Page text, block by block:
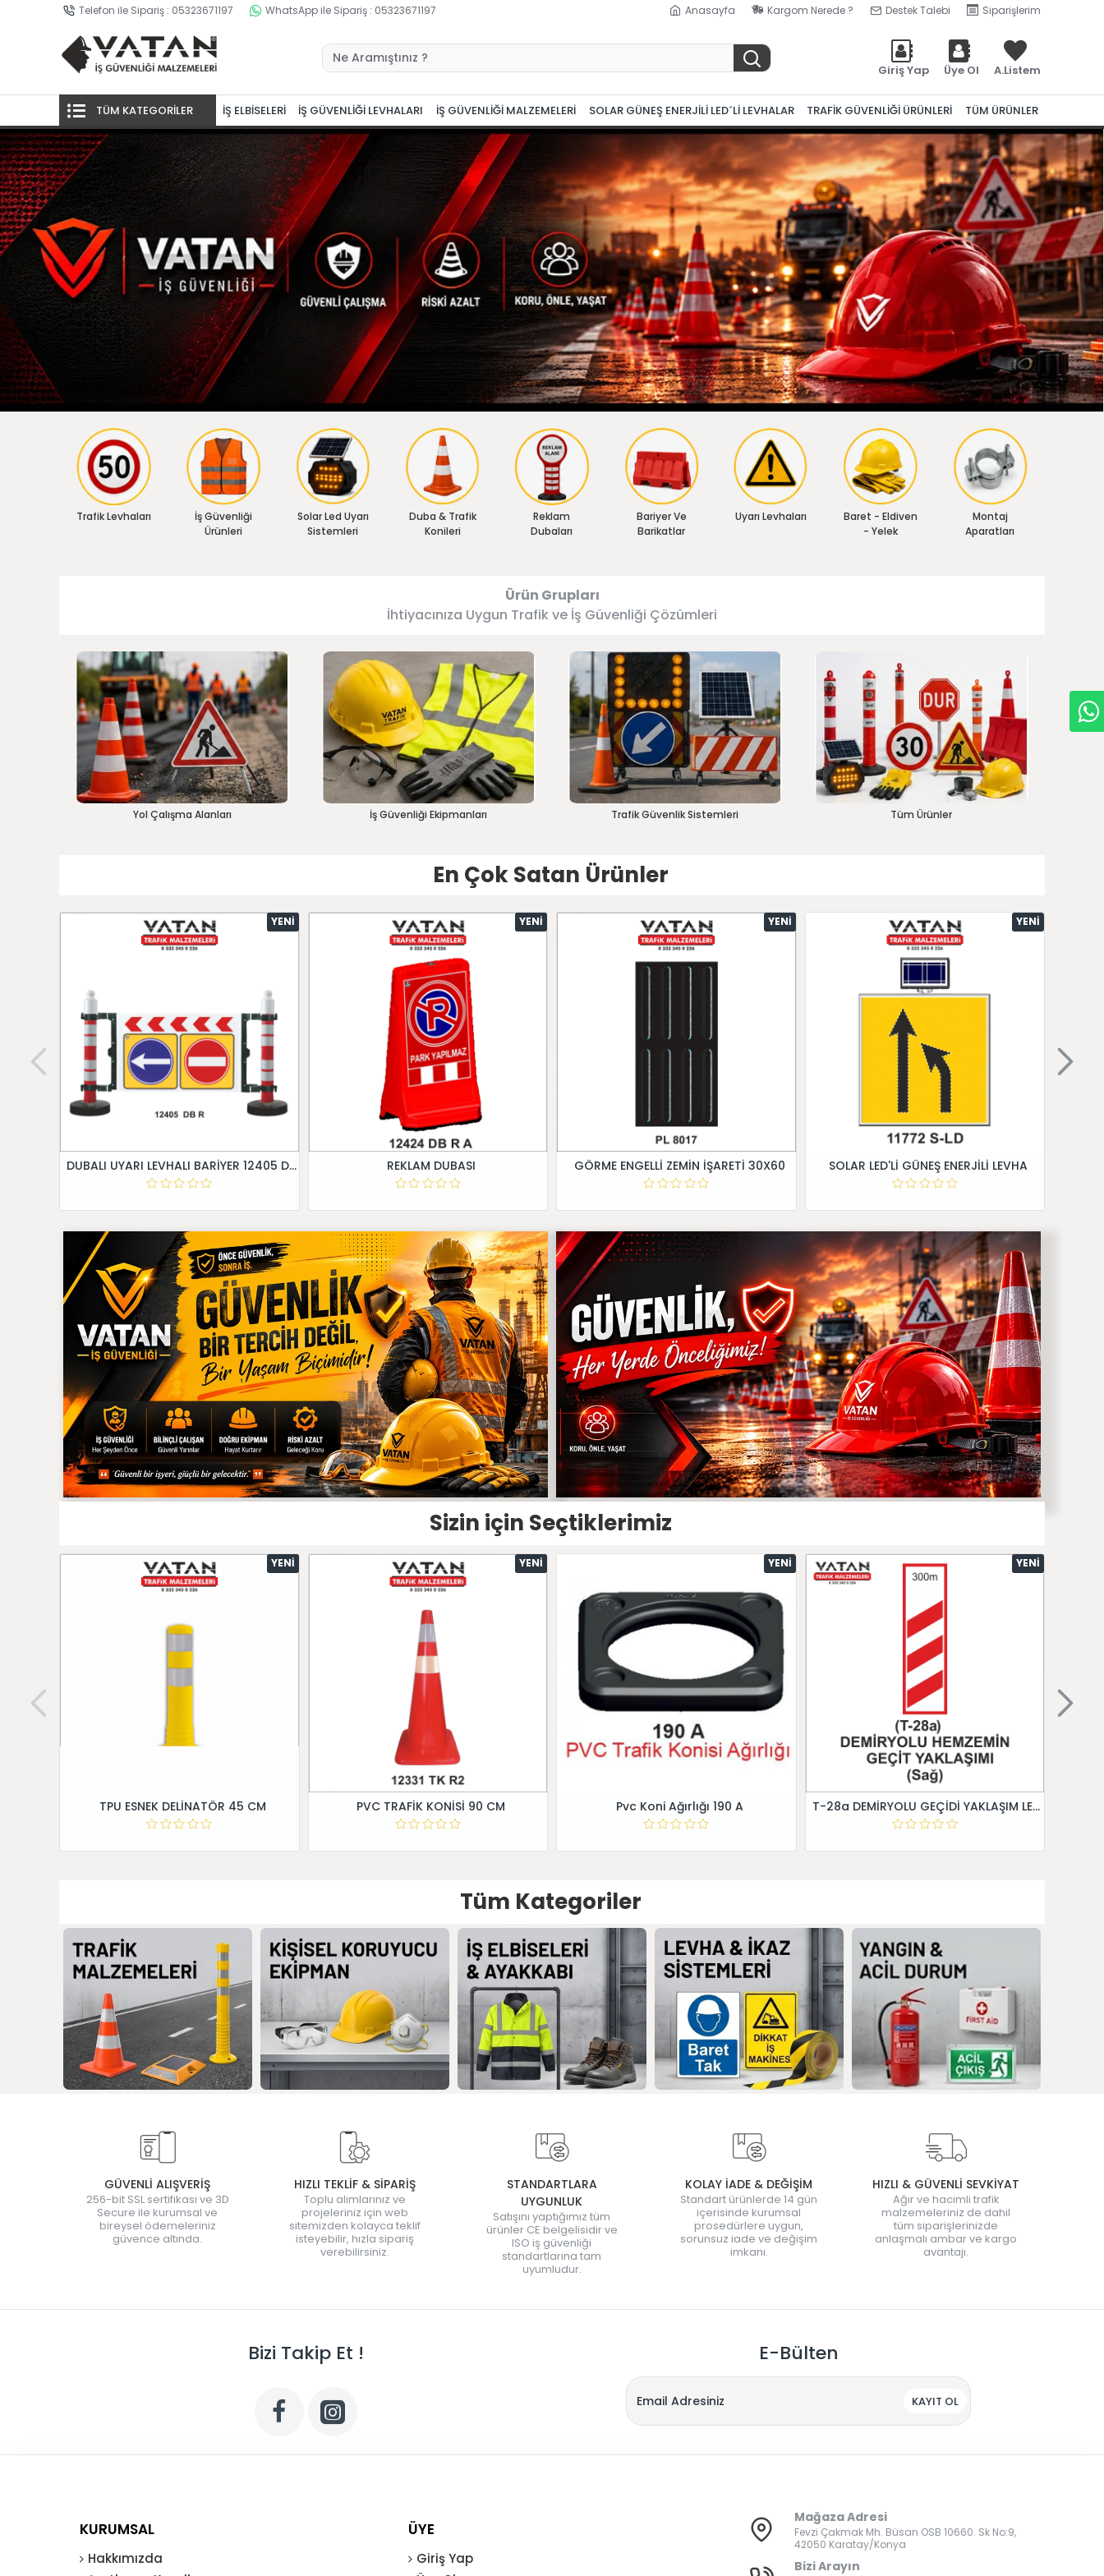
Telefon ile Sipariş : 05323671197 WhatsApp ile Sipariş : 05323671197 Anasayfa Kargom Nerede ? Destek Talebi Siparişlerim
Giriş Yap Üye Ol A.Listem
TÜM KATEGORİLER İŞ ELBİSELERİ İŞ GÜVENLİĞİ LEVHALARI İŞ GÜVENLİĞİ MALZEMELERİ SOLAR GÜNEŞ ENERJİLİ LED´Lİ LEVHALAR TRAFİK GÜVENLİĞİ ÜRÜNLERİ TÜM ÜRÜNLER
Trafik Levhaları
İş Güvenliği
Ürünleri
Solar Led Uyarı
Sistemleri
Duba & Trafik
Konileri
Reklam
Dubaları
Bariyer Ve
Barikatlar
Uyarı Levhaları
Baret - Eldiven
- Yelek
Montaj
Aparatları
Ürün Grupları
İhtiyacınıza Uygun Trafik ve İş Güvenliği Çözümleri
Yol Çalışma Alanları İş Güvenliği Ekipmanları Trafik Güvenlik Sistemleri Tüm Ürünler
En Çok Satan Ürünler
YENI
DUBALI UYARI LEVHALI BARİYER 12405 DB R
YENI
REKLAM DUBASI
YENI
GÖRME ENGELLİ ZEMİN İŞARETİ 30X60
YENI
SOLAR LED'Lİ GÜNEŞ ENERJİLİ LEVHA
Sizin için Seçtiklerimiz
YENI
TPU ESNEK DELİNATÖR 45 CM
YENI
PVC TRAFİK KONİSİ 90 CM
YENI
Pvc Koni Ağırlığı 190 A
YENI
T-28a DEMİRYOLU GEÇİDİ YAKLAŞIM LEVHALARI (Sağ)
Tüm Kategoriler
GÜVENLİ ALIŞVERİŞ
256-bit SSL sertifikası ve 3D
Secure ile kurumsal ve
bireysel ödemeleriniz
güvence altında.
HIZLI TEKLİF & SİPARİŞ
Toplu alımlarınız ve
projeleriniz için web
sitemizden kolayca teklif
isteyebilir, hızla sipariş
verebilirsiniz.
STANDARTLARA
UYGUNLUK
Satışını yaptığımız tüm
ürünler CE belgelisidir ve
ISO iş güvenliği
standartlarına tam
uyumludur.
KOLAY İADE & DEĞİŞİM
Standart ürünlerde 14 gün
içerisinde kurumsal
prosedürlere uygun,
sorunsuz iade ve değişim
imkanı.
HIZLI & GÜVENLİ SEVKİYAT
Ağır ve hacimli trafik
malzemeleriniz de dahil
tüm siparişlerinizde
anlaşmalı ambar ve kargo
avantajı.
Bizi Takip Et ! E-Bülten
KAYIT OL
KURUMSAL
Hakkımızda
ÜYE
Giriş Yap
Mağaza Adresi
Fevzi Çakmak Mh. Büsan OSB 10660. Sk No:9,
42050 Karatay/Konya
Bizi Arayın